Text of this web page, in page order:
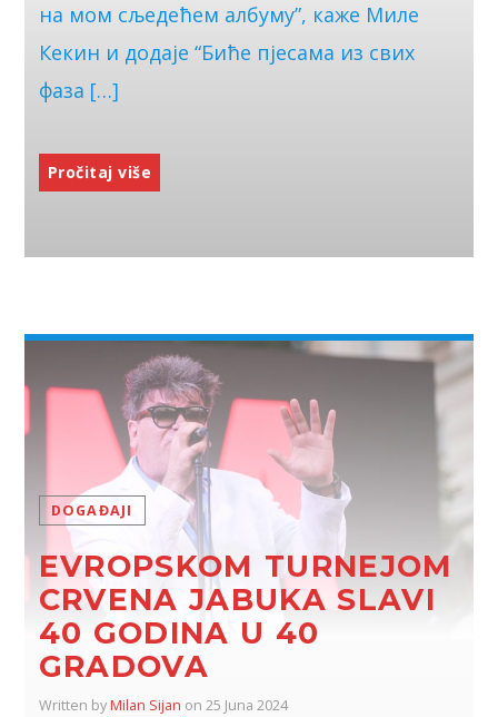
на мом сљедећем албуму”, каже Миле
Кекин и додаје “Биће пјесама из свих
фаза […]
Pročitaj više
DOGAĐAJI
EVROPSKOM TURNEJOM
CRVENA JABUKA SLAVI
40 GODINA U 40
GRADOVA
Written byMilan Sijan on 25 Juna 2024